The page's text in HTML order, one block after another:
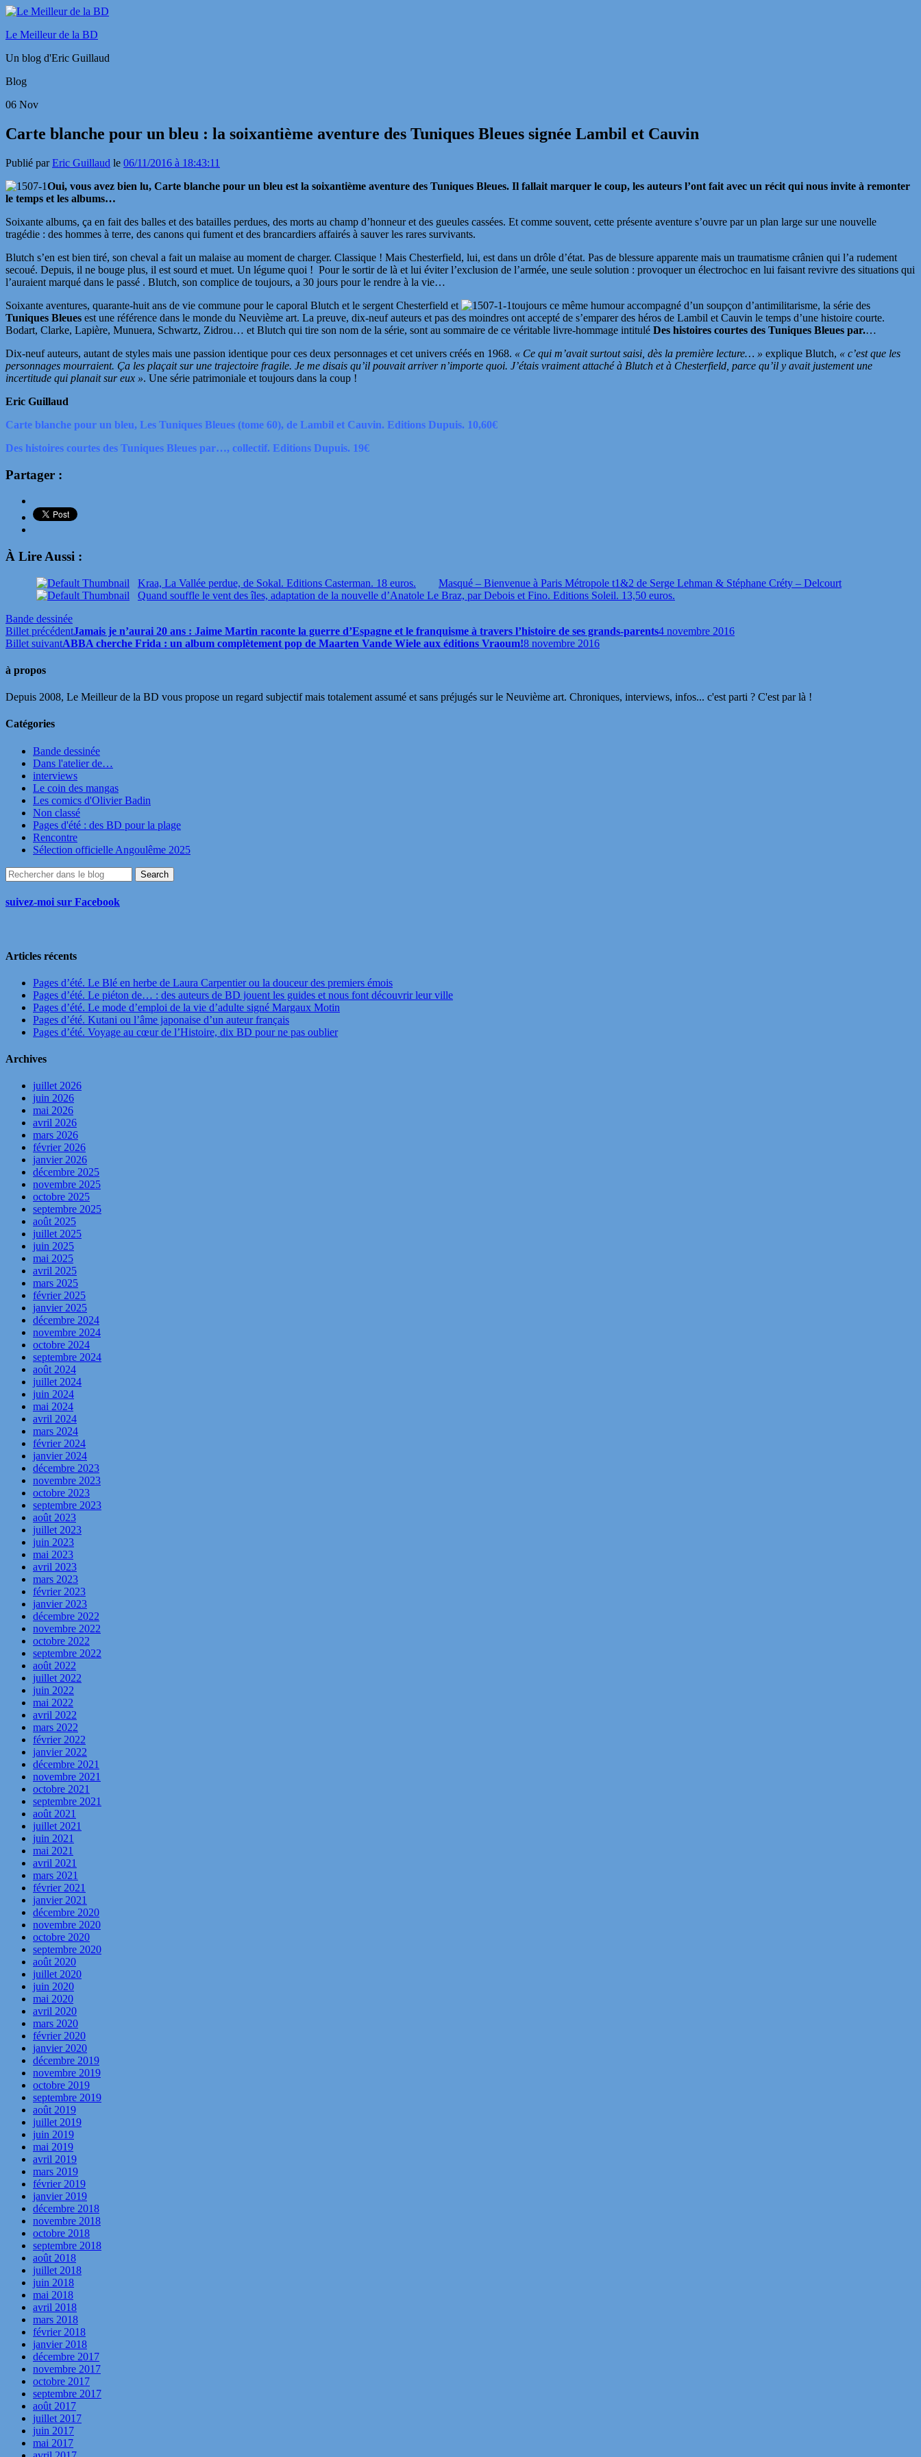
Le Meilleur de la BD
Un blog d'Eric Guillaud
Blog
06 Nov
Carte blanche pour un bleu : la soixantième aventure des Tuniques Bleues signée Lambil et Cauvin
Publié parEric Guillaud le 06/11/2016 à 18:43:11
Oui, vous avez bien lu, Carte blanche pour un bleu est la soixantième aventure des Tuniques Bleues. Il fallait marquer le coup, les auteurs l’ont fait avec un récit qui nous invite à remonter
le temps et les albums…
Soixante albums, ça en fait des balles et des batailles perdues, des morts au champ d’honneur et des gueules cassées. Et comme souvent, cette présente aventure s’ouvre par un plan large sur une nouvelle
tragédie : des hommes à terre, des canons qui fument et des brancardiers affairés à sauver les rares survivants.
Blutch s’en est bien tiré, son cheval a fait un malaise au moment de charger. Classique ! Mais Chesterfield, lui, est dans un drôle d’état. Pas de blessure apparente mais un traumatisme crânien qui l’a rudement
secoué. Depuis, il ne bouge plus, il est sourd et muet. Un légume quoi ! Pour le sortir de là et lui éviter l’exclusion de l’armée, une seule solution : provoquer un électrochoc en lui faisant revivre des situations qui
l’auraient marqué dans le passé . Blutch, son complice de toujours, a 30 jours pour le rendre à la vie…
Soixante aventures, quarante-huit ans de vie commune pour le caporal Blutch et le sergent Chesterfield et
toujours ce même humour accompagné d’un soupçon d’antimilitarisme, la série des
Tuniques Bleues est une référence dans le monde du Neuvième art. La preuve, dix-neuf auteurs et pas des moindres ont accepté de s’emparer des héros de Lambil et Cauvin le temps d’une histoire courte.
Bodart, Clarke, Lapière, Munuera, Schwartz, Zidrou… et Blutch qui tire son nom de la série, sont au sommaire de ce véritable livre-hommage intitulé Des histoires courtes des Tuniques Bleues par.…
Dix-neuf auteurs, autant de styles mais une passion identique pour ces deux personnages et cet univers créés en 1968. « Ce qui m’avait surtout saisi, dès la première lecture… » explique Blutch, « c’est que les
personnages mourraient. Ça les plaçait sur une trajectoire fragile. Je me disais qu’il pouvait arriver n’importe quoi. J’étais vraiment attaché à Blutch et à Chesterfield, parce qu’il y avait justement une
incertitude qui planait sur eux ». Une série patrimoniale et toujours dans la coup !
Eric Guillaud
Carte blanche pour un bleu, Les Tuniques Bleues (tome 60), de Lambil et Cauvin. Editions Dupuis. 10,60€
Des histoires courtes des Tuniques Bleues par…, collectif. Editions Dupuis. 19€
Partager :
À Lire Aussi :
Kraa, La Vallée perdue, de Sokal. Editions Casterman. 18 euros.
Masqué – Bienvenue à Paris Métropole t1&2 de Serge Lehman & Stéphane Créty – Delcourt
Quand souffle le vent des îles, adaptation de la nouvelle d’Anatole Le Braz, par Debois et Fino. Editions Soleil. 13,50 euros.
Bande dessinée
Billet précédentJamais je n’aurai 20 ans : Jaime Martin raconte la guerre d’Espagne et le franquisme à travers l’histoire de ses grands-parents4 novembre 2016
Billet suivantABBA cherche Frida : un album complètement pop de Maarten Vande Wiele aux éditions Vraoum!8 novembre 2016
à propos
Depuis 2008, Le Meilleur de la BD vous propose un regard subjectif mais totalement assumé et sans préjugés sur le Neuvième art. Chroniques, interviews, infos... c'est parti ? C'est par là !
Catégories
Bande dessinée
Dans l'atelier de…
interviews
Le coin des mangas
Les comics d'Olivier Badin
Non classé
Pages d'été : des BD pour la plage
Rencontre
Sélection officielle Angoulême 2025
suivez-moi sur Facebook
Articles récents
Pages d’été. Le Blé en herbe de Laura Carpentier ou la douceur des premiers émois
Pages d’été. Le piéton de… : des auteurs de BD jouent les guides et nous font découvrir leur ville
Pages d’été. Le mode d’emploi de la vie d’adulte signé Margaux Motin
Pages d’été. Kutani ou l’âme japonaise d’un auteur français
Pages d’été. Voyage au cœur de l’Histoire, dix BD pour ne pas oublier
Archives
juillet 2026
juin 2026
mai 2026
avril 2026
mars 2026
février 2026
janvier 2026
décembre 2025
novembre 2025
octobre 2025
septembre 2025
août 2025
juillet 2025
juin 2025
mai 2025
avril 2025
mars 2025
février 2025
janvier 2025
décembre 2024
novembre 2024
octobre 2024
septembre 2024
août 2024
juillet 2024
juin 2024
mai 2024
avril 2024
mars 2024
février 2024
janvier 2024
décembre 2023
novembre 2023
octobre 2023
septembre 2023
août 2023
juillet 2023
juin 2023
mai 2023
avril 2023
mars 2023
février 2023
janvier 2023
décembre 2022
novembre 2022
octobre 2022
septembre 2022
août 2022
juillet 2022
juin 2022
mai 2022
avril 2022
mars 2022
février 2022
janvier 2022
décembre 2021
novembre 2021
octobre 2021
septembre 2021
août 2021
juillet 2021
juin 2021
mai 2021
avril 2021
mars 2021
février 2021
janvier 2021
décembre 2020
novembre 2020
octobre 2020
septembre 2020
août 2020
juillet 2020
juin 2020
mai 2020
avril 2020
mars 2020
février 2020
janvier 2020
décembre 2019
novembre 2019
octobre 2019
septembre 2019
août 2019
juillet 2019
juin 2019
mai 2019
avril 2019
mars 2019
février 2019
janvier 2019
décembre 2018
novembre 2018
octobre 2018
septembre 2018
août 2018
juillet 2018
juin 2018
mai 2018
avril 2018
mars 2018
février 2018
janvier 2018
décembre 2017
novembre 2017
octobre 2017
septembre 2017
août 2017
juillet 2017
juin 2017
mai 2017